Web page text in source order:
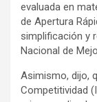
evaluada en
de Apertura
simplificación y
Nacional de
Asimismo, dijo,
Competitividad